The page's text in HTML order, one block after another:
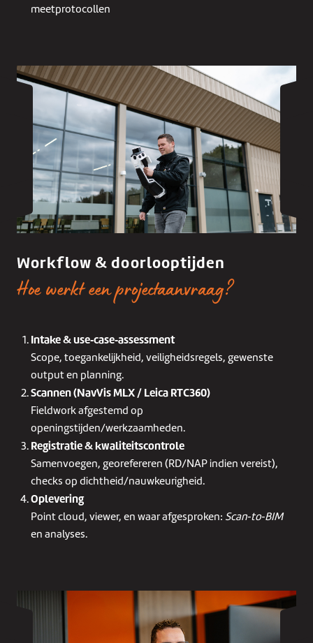
meetprotocollen
Workflow & doorlooptijden
Hoe werkt een projectaanvraag?
Intake & use‑case‑assessment
Scope, toegankelijkheid, veiligheidsregels, gewenste
output en planning.
Scannen (NavVis MLX / Leica RTC360)
Fieldwork afgestemd op
openingstijden/werkzaamheden.
Registratie & kwaliteitscontrole
Samenvoegen, georefereren (RD/NAP indien vereist),
checks op dichtheid/nauwkeurigheid.
Oplevering
Point cloud, viewer, en waar afgesproken: Scan‑to‑BIM
en analyses.